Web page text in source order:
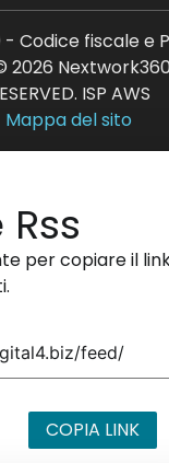
Codice fiscale e
Nextwork360.
ISP AWS
Mappa del sito
per copiare il
COPIA LINK